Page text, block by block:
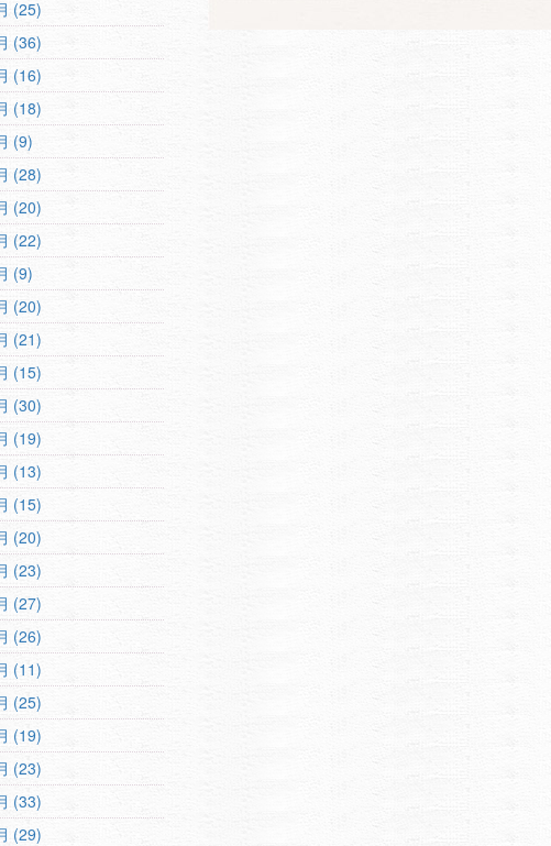
(25)
(36)
(16)
(18)
(9)
(28)
(20)
(22)
(9)
(20)
(21)
(15)
(30)
(19)
(13)
(15)
(20)
(23)
(27)
(26)
(11)
(25)
(19)
(23)
(33)
(29)